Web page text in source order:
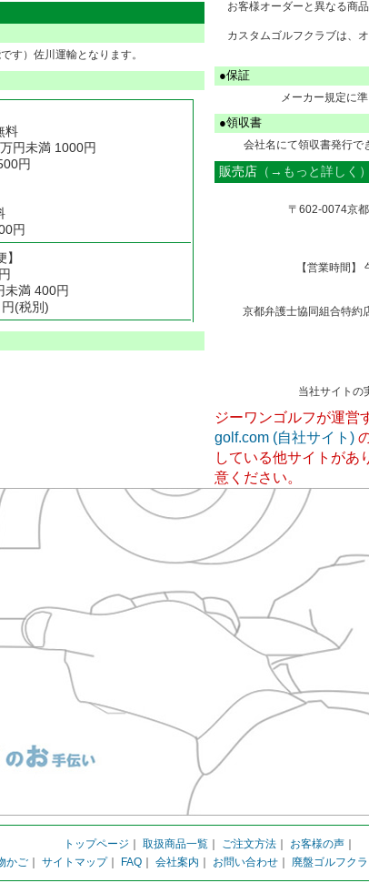
す）佐川運輸となります。
料
円未満 1000円
円
円
未満 400円
(税別)
お客様オーダーと異なる商
カスタムゴルフクラブは、
●保証
メーカー規定に
●領収書
会社名にて領収書発行で
販売店（→もっと詳しく）
〒602-0074京
【営業時間
京都弁護士協同組合特約
当社サイトの
ジーワンゴルフが運営
golf.com (自社サイト)
している他サイトがあ
意ください。
トップページ 取扱商品一覧｜ ご注文方法｜ お客様の声｜
かご サイトマップ｜ FAQ 会社案内 お問い合わせ 廃盤ゴルフク